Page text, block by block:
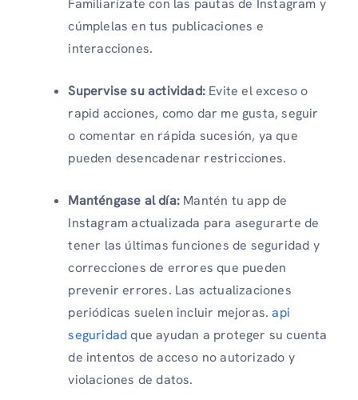
Familiarízate con las pautas de Instagram y
cúmplelas en tus publicaciones e
interacciones.
Supervise su actividad: Evite el exceso o
rapid acciones, como dar me gusta, seguir
o comentar en rápida sucesión, ya que
pueden desencadenar restricciones.
Manténgase al día: Mantén tu app de
Instagram actualizada para asegurarte de
tener las últimas funciones de seguridad y
correcciones de errores que pueden
prevenir errores. Las actualizaciones
periódicas suelen incluir mejoras.api
seguridadque ayudan a proteger su cuenta
de intentos de acceso no autorizado y
violaciones de datos.